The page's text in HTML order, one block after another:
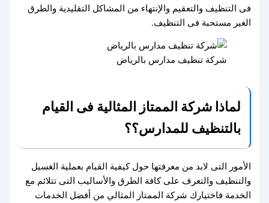
فى التنظيف والتعقيم والإنتهاء من المشاكل التقليدية والطرق
الغير مستحبة فى التنظيف.
شركة تنظيف مدارس بالرياض
لماذا شركة الممتاز المثالية فى القيام
بالتنظيف للمدارس؟؟
الأمور التى لابد من معرفتها حول كيفية القيام بعملية الغسيل
والتنظيف والتعرف على كافة الطرق والأساليب التى تتلائم مع
الخدمة فاختيارك شركة الممتاز المثالي من أفضل الخدمات